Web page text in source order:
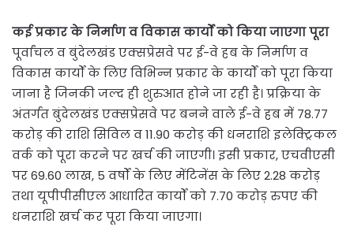
कई प्रकार के निर्माण व विकास कार्यों को किया जाएगा पूरा
पूर्वांचल व बुंदेलखंड एक्सप्रेसवे पर ई-वे हब के निर्माण व
विकास कार्यों के लिए विभिन्न प्रकार के कार्यों को पूरा किया
जाना है जिनकी जल्द ही शुरुआत होने जा रही है। प्रक्रिया के
अंतर्गत बुंदेलखंड एक्सप्रेसवे पर बनने वाले ई-वे हब में 78.77
करोड़ की राशि सिविल व 11.90 करोड़ की धनराशि इलेक्ट्रिकल
वर्क को पूरा करने पर खर्च की जाएगी। इसी प्रकार, एचवीएसी
पर 69.60 लाख, 5 वर्षों के लिए मेंटिनेंस के लिए 2.28 करोड़
तथा यूपीपीसीएल आधारित कार्यों को 7.70 करोड़ रुपए की
धनराशि खर्च कर पूरा किया जाएगा।